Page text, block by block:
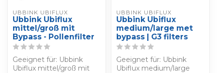
UBBINK UBIFLUX
Ubbink Ubiflux
mittel/groß mit
Bypass - Pollenfilter
Geeignet für: Ubbink
Ubiflux mittel/groß mit
UBBINK UBIFLUX
Ubbink Ubiflux
medium/large met
bypass | G3 filters
Geeignet für: Ubbink
Ubiflux medium/large